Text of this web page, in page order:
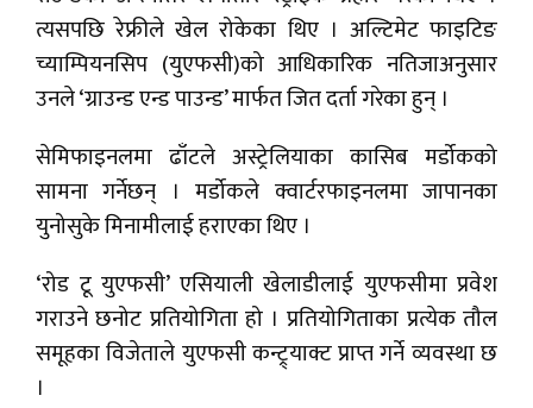
त्यसपछि रेफ्रीले खेल रोकेका थिए । अल्टिमेट फाइटिङ
च्याम्पियनसिप (युएफसी)को आधिकारिक नतिजाअनुसार
उनले ‘ग्राउन्ड एन्ड पाउन्ड’ मार्फत जित दर्ता गरेका हुन् ।
सेमिफाइनलमा ढाँटले अस्ट्रेलियाका कासिब मर्डोकको
सामना गर्नेछन् । मर्डोकले क्वार्टरफाइनलमा जापानका
युनोसुके मिनामीलाई हराएका थिए ।
‘रोड टू युएफसी’ एसियाली खेलाडीलाई युएफसीमा प्रवेश
गराउने छनोट प्रतियोगिता हो । प्रतियोगिताका प्रत्येक तौल
समूहका विजेताले युएफसी कन्ट्र्याक्ट प्राप्त गर्ने व्यवस्था छ
।